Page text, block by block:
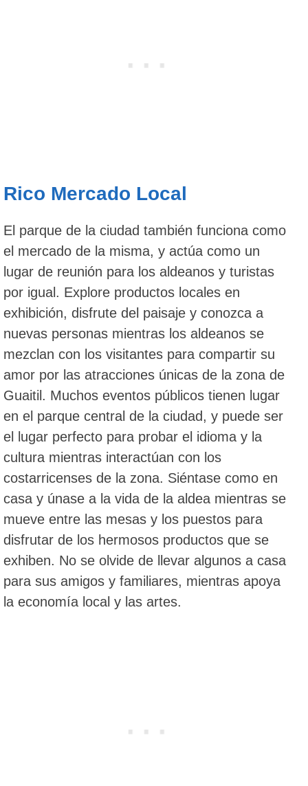
Rico Mercado Local
El parque de la ciudad también funciona como
el mercado de la misma, y actúa como un
lugar de reunión para los aldeanos y turistas
por igual. Explore productos locales en
exhibición, disfrute del paisaje y conozca a
nuevas personas mientras los aldeanos se
mezclan con los visitantes para compartir su
amor por las atracciones únicas de la zona de
Guaitil. Muchos eventos públicos tienen lugar
en el parque central de la ciudad, y puede ser
el lugar perfecto para probar el idioma y la
cultura mientras interactúan con los
costarricenses de la zona. Siéntase como en
casa y únase a la vida de la aldea mientras se
mueve entre las mesas y los puestos para
disfrutar de los hermosos productos que se
exhiben. No se olvide de llevar algunos a casa
para sus amigos y familiares, mientras apoya
la economía local y las artes.